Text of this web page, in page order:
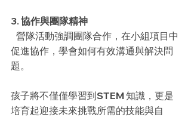
3. 協作與團隊精神
促進協作，學會如何有效溝通與解決問
題。
孩子將不僅僅學習到STEM 知識，更是
培育起迎接未來挑戰所需的技能與自